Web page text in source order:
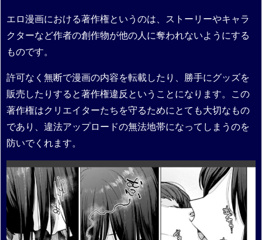
エロ漫画における著作権というのは、ストーリーやキャラ
クターなど作者の創作物が他の人に奪われないようにする
ものです。
許可なく無断で漫画の内容を転載したり、勝手にグッズを
販売したりすると著作権違反ということになります。この
著作権はクリエイターたちを守るためにとても大切なもの
であり、違法アップロードの無法地帯になってしまうのを
防いでくれます。